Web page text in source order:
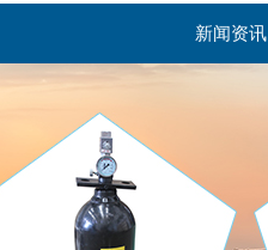
新闻资讯